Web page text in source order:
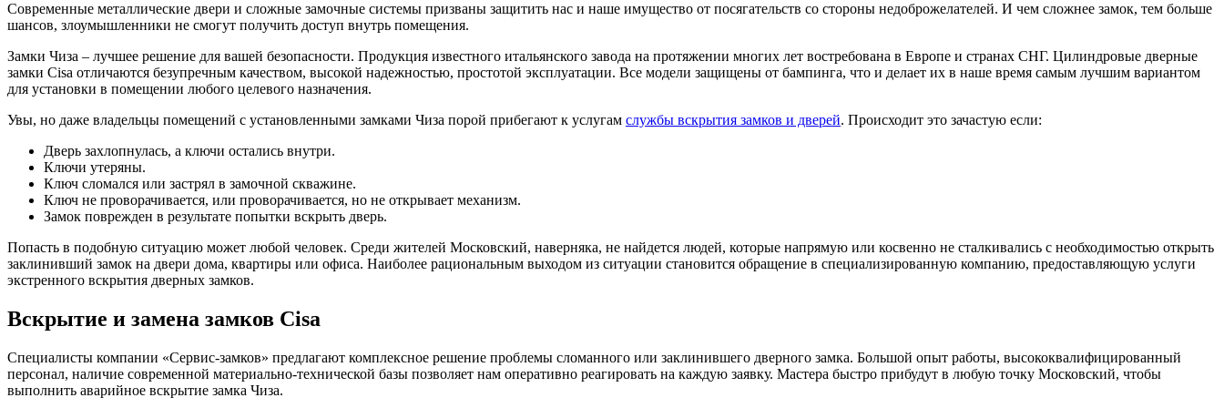
Современные металлические двери и сложные замочные системы призваны защитить нас и наше имущество от посягательств со стороны недоброжелателей. И чем сложнее замок, тем больше
шансов, злоумышленники не смогут получить доступ внутрь помещения.
Замки Чиза – лучшее решение для вашей безопасности. Продукция известного итальянского завода на протяжении многих лет востребована в Европе и странах СНГ. Цилиндровые дверные
замки Cisa отличаются безупречным качеством, высокой надежностью, простотой эксплуатации. Все модели защищены от бампинга, что и делает их в наше время самым лучшим вариантом
для установки в помещении любого целевого назначения.
Увы, но даже владельцы помещений с установленными замками Чиза порой прибегают к услугам службы вскрытия замков и дверей. Происходит это зачастую если:
Дверь захлопнулась, а ключи остались внутри.
Ключи утеряны.
Ключ сломался или застрял в замочной скважине.
Ключ не проворачивается, или проворачивается, но не открывает механизм.
Замок поврежден в результате попытки вскрыть дверь.
Попасть в подобную ситуацию может любой человек. Среди жителей Московский, наверняка, не найдется людей, которые напрямую или косвенно не сталкивались с необходимостью открыть
заклинивший замок на двери дома, квартиры или офиса. Наиболее рациональным выходом из ситуации становится обращение в специализированную компанию, предоставляющую услуги
экстренного вскрытия дверных замков.
Вскрытие и замена замков Cisa
Специалисты компании «Сервис-замков» предлагают комплексное решение проблемы сломанного или заклинившего дверного замка. Большой опыт работы, высококвалифицированный
персонал, наличие современной материально-технической базы позволяет нам оперативно реагировать на каждую заявку. Мастера быстро прибудут в любую точку Московский, чтобы
выполнить аварийное вскрытие замка Чиза.